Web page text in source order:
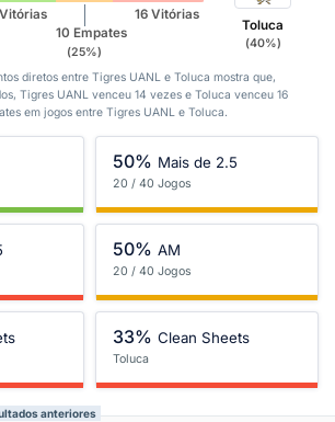
10 Empates
(25%)
16 Vitórias
Toluca
(40%)
diretos entre Tigres UANL e Toluca mostra que,
Tigres UANL venceu 14 vezes e Toluca venceu 16
em jogos entre Tigres UANL e Toluca.
50% Mais de 2.5
20 / 40 Jogos
50% AM
20 / 40 Jogos
33% Clean Sheets
Toluca
anteriores